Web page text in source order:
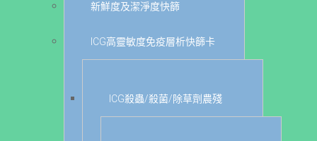
新鮮度及潔淨度快篩
ICG高靈敏度免疫層析快篩卡
ICG殺蟲/殺菌/除草劑農殘